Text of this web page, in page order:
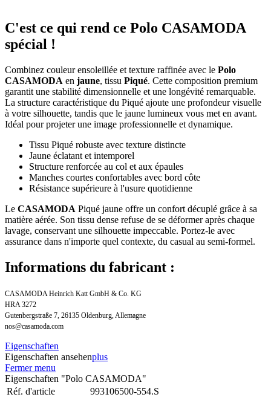
C'est ce qui rend ce Polo CASAMODA
spécial !
Combinez couleur ensoleillée et texture raffinée avec le Polo
CASAMODA en jaune, tissu Piqué. Cette composition premium
garantit une stabilité dimensionnelle et une longévité remarquable.
La structure caractéristique du Piqué ajoute une profondeur visuelle
à votre silhouette, tandis que le jaune lumineux vous met en avant.
Idéal pour projeter une image professionnelle et dynamique.
Tissu Piqué robuste avec texture distincte
Jaune éclatant et intemporel
Structure renforcée au col et aux épaules
Manches courtes confortables avec bord côte
Résistance supérieure à l'usure quotidienne
Le CASAMODA Piqué jaune offre un confort décuplé grâce à sa
matière aérée. Son tissu dense refuse de se déformer après chaque
lavage, conservant une silhouette impeccable. Portez-le avec
assurance dans n'importe quel contexte, du casual au semi-formel.
Informations du fabricant :
CASAMODA Heinrich Katt GmbH & Co. KG
HRA 3272
Gutenbergstraße 7, 26135 Oldenburg, Allemagne
nos@casamoda.com
Eigenschaften
Eigenschaften ansehenplus
Fermer menu
Eigenschaften "Polo CASAMODA"
Réf. d'article
993106500-554.S